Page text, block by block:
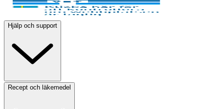
Hjälp och support
Recept och läkemedel